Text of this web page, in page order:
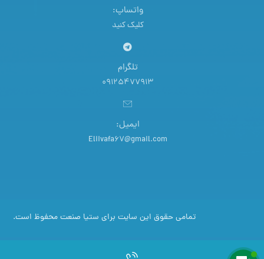
واتساپ:
کلیک کنید
تلگرام
09125477913
ایمیل:
Eliivafa67@gmail.com
تمامی حقوق این سایت برای ستیا صنعت محفوظ است.